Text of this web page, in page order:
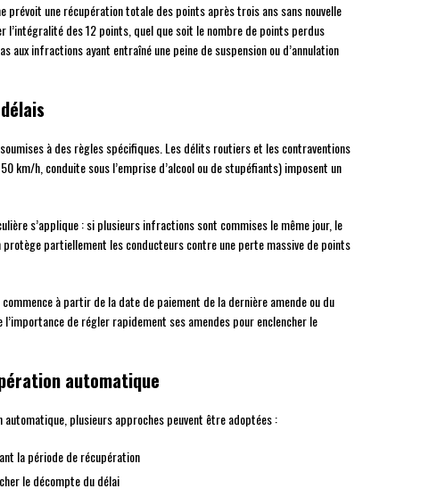
prévoit une récupération totale des points après trois ans sans nouvelle
des 12 points, quel que soit le nombre de points perdus
aux infractions ayant entraîné une peine de suspension ou d’annulation
soumises à des règles spécifiques. Les délits routiers et les contraventions
km/h, conduite sous l’emprise d’alcool ou de stupéfiants) imposent un
s’applique : si plusieurs infractions sont commises le même jour, le
partiellement les conducteurs contre une perte massive de points
à partir de la date de paiement de la dernière amende ou du
de régler rapidement ses amendes pour enclencher le
automatique
plusieurs approches peuvent être adoptées :
la période de récupération
le décompte du délai